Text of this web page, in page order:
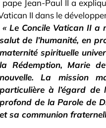
pape Jean-Paul II a
II dans le
« Le Concile Vatican II a
salut de l’humanité, en
maternité spirituelle
la Rédemption, Marie
nouvelle. La mission
particulière à l’égard de
profond de la Parole de
et sa communion